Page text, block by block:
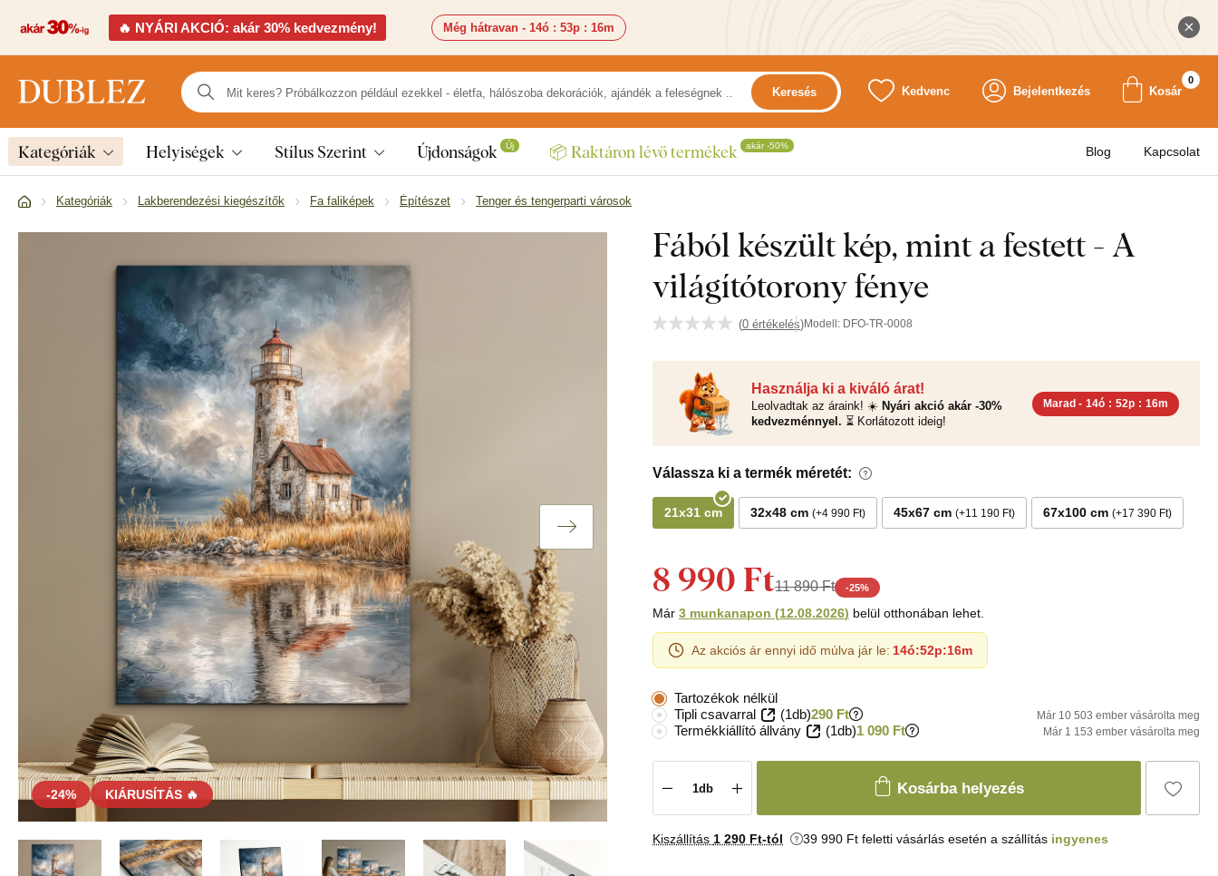
🔥 NYÁRI AKCIÓ: akár 30% kedvezmény! Még hátravan - 14ó : 53p : 15m
Keresés Kedvenc Bejelentkezés Kosár
0
Kategóriák Helyiségek Stílus Szerint Újdonságok Új 📦 Raktáron lévő termékek akár -50% Blog Kapcsolat
Kategóriák Lakberendezési kiegészítők Fa faliképek Építészet Tenger és tengerparti városok
Fából készült kép, mint a festett - A
világítótorony fénye
(0 értékelés)Modell: DFO-TR-0008
-24% KIÁRUSÍTÁS 🔥
Használja ki a kiváló árat!
Leolvadtak az áraink! ☀️ Nyári akció akár -30%
kedvezménnyel. ⏳ Korlátozott ideig!
Marad - 14ó : 52p : 14m
Válassza ki a termék méretét:
21x31 cm 32x48 cm +4 990 Ft 45x67 cm +11 190 Ft 67x100 cm +17 390 Ft
8 990 Ft11 890 Ft -25%
Már 3 munkanapon (12.08.2026) belül otthonában lehet.
Az akciós ár ennyi idő múlva jár le: 14ó:52p:14m
Tartozékok nélkül
Tipli csavarral
(1db)290 Ft Már 10 503 ember vásárolta meg
Termékkiállító állvány (1db)1 090 Ft Már 1 153 ember vásárolta meg
Kosárba helyezés
Kiszállítás 1 290 Ft-tól 39 990 Ft feletti vásárlás esetén a szállítás ingyenes